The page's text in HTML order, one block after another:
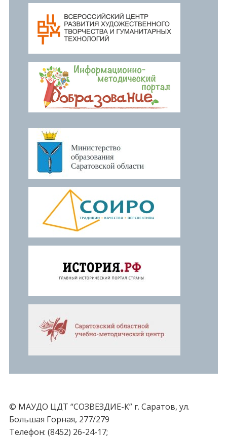
© МАУДО ЦДТ “СОЗВЕЗДИЕ-К” г. Саратов, ул.
Большая Горная, 277/279
Телефон: (8452) 26-24-17;